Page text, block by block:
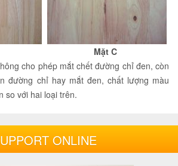
Mặt C
cho phép mắt chết đường chỉ đen, còn
đường chỉ hay mắt đen, chất lượng màu
so với hai loại trên.
ONLINE